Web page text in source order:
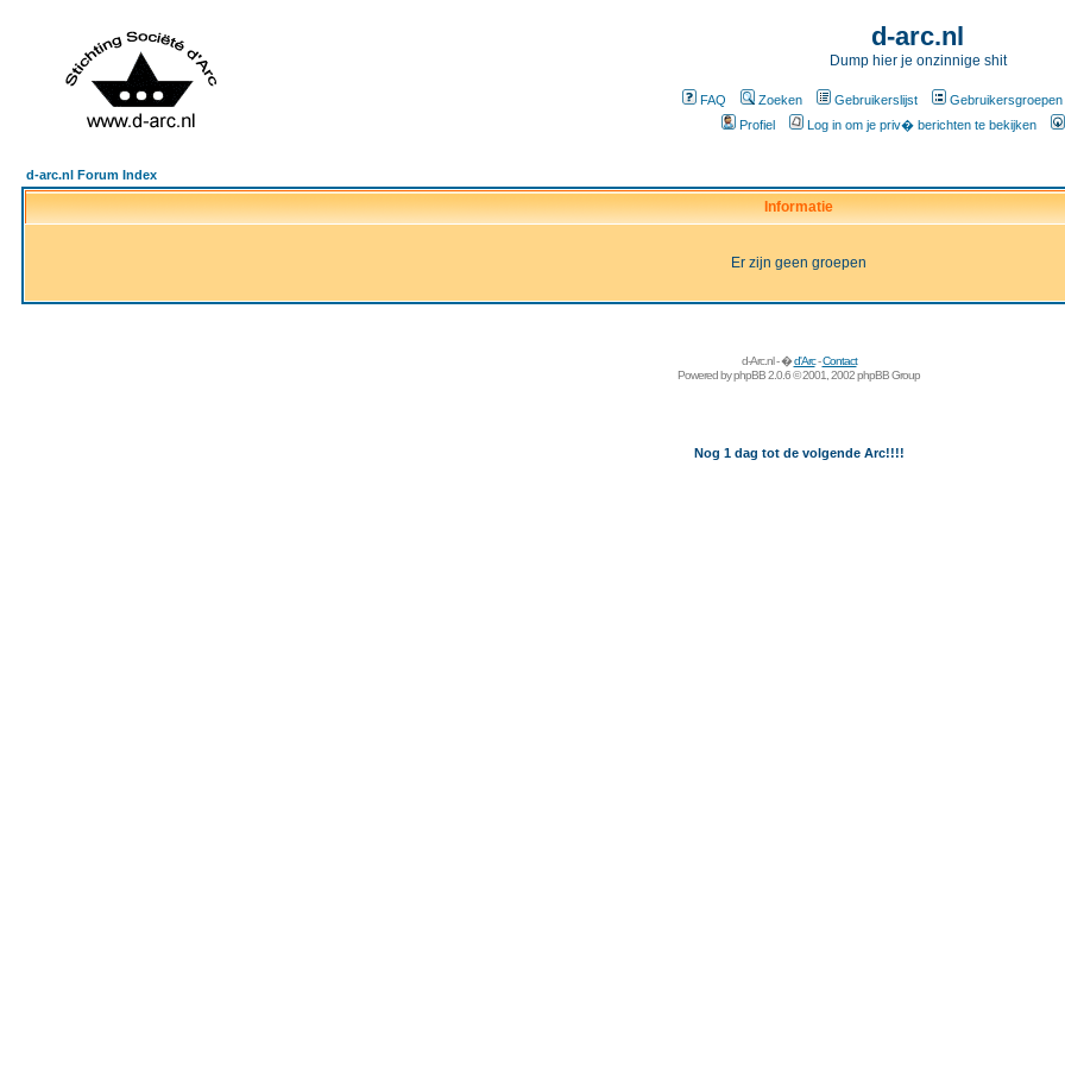
d-arc.nl
Dump hier je onzinnige shit
FAQ Zoeken Gebruikerslijst Gebruikersgroepen
Profiel
Log in om je priv� berichten te bekijken
d-arc.nl Forum Index
Informatie
Er zijn geen groepen
d-Arc.nl - �d'Arc-Contact
Powered byphpBB2.0.6 © 2001, 2002 phpBB Group
Nog 1 dag tot de volgende Arc!!!!